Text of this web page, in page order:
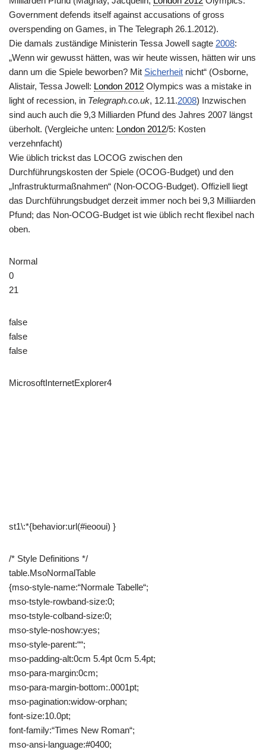
Government defends itself against accusations of gross
overspending on Games, in The Telegraph 26.1.2012).
Die damals zuständige Ministerin Tessa Jowell sagte 2008:
„Wenn wir gewusst hätten, was wir heute wissen, hätten wir uns
dann um die Spiele beworben? Mit Sicherheit nicht“ (Osborne,
Alistair, Tessa Jowell: London 2012 Olympics was a mistake in
light of recession, in Telegraph.co.uk, 12.11.2008) Inzwischen
sind auch auch die 9,3 Milliarden Pfund des Jahres 2007 längst
überholt. (Vergleiche unten: London 2012/5: Kosten
verzehnfacht)
Wie üblich trickst das LOCOG zwischen den
Durchführungskosten der Spiele (OCOG-Budget) und den
„Infrastrukturmaßnahmen“ (Non-OCOG-Budget). Offiziell liegt
das Durchführungsbudget derzeit immer noch bei 9,3 Milliiarden
Pfund; das Non-OCOG-Budget ist wie üblich recht flexibel nach
oben.
Normal
0
21
false
false
false
MicrosoftInternetExplorer4
st1\:*{behavior:url(#ieooui) }
/* Style Definitions */
table.MsoNormalTable
{mso-style-name:“Normale Tabelle“;
mso-tstyle-rowband-size:0;
mso-tstyle-colband-size:0;
mso-style-noshow:yes;
mso-style-parent:““;
mso-padding-alt:0cm 5.4pt 0cm 5.4pt;
mso-para-margin:0cm;
mso-para-margin-bottom:.0001pt;
mso-pagination:widow-orphan;
font-size:10.0pt;
font-family:“Times New Roman“;
mso-ansi-language:#0400;